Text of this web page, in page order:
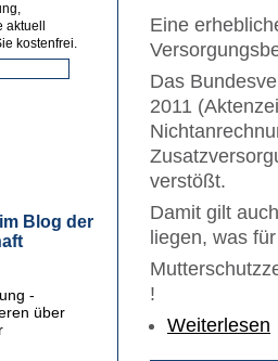
kostenfrei.
Blog der
-
über
Eine
Das
2011
verstößt.
Damit gilt
liegen, was
!
Weiterlesen